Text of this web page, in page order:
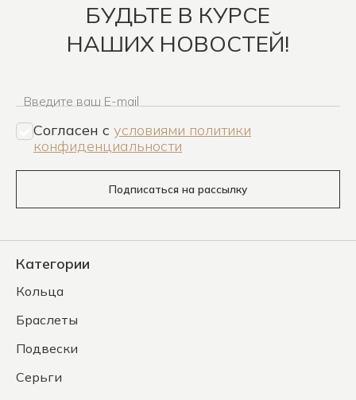
БУДЬТЕ В КУРСЕ
НАШИХ НОВОСТЕЙ!
Введите ваш E-mail
Согласен c условиями политики
конфиденциальности
Подписаться на рассылку
Категории
Кольца
Браслеты
Подвески
Серьги